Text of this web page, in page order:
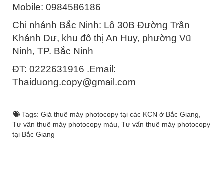
Mobile: 0984586186
Chi nhánh Bắc Ninh: Lô 30B Đường Trần
Khánh Dư, khu đô thị An Huy, phường Vũ
Ninh, TP. Bắc Ninh
ĐT: 0222631916 .Email:
Thaiduong.copy@gmail.com
Tags: Giá thuê máy photocopy tại các KCN ở Bắc Giang
Tư vân thuê máy photocopy màu Tư vấn thuê máy photocopy
tại Bắc Giang